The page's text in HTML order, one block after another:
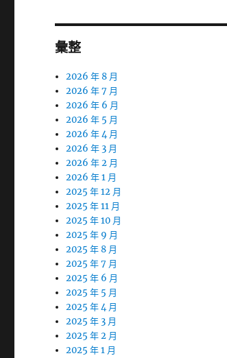
彙整
2026 年 8 月
2026 年 7 月
2026 年 6 月
2026 年 5 月
2026 年 4 月
2026 年 3 月
2026 年 2 月
2026 年 1 月
2025 年 12 月
2025 年 11 月
2025 年 10 月
2025 年 9 月
2025 年 8 月
2025 年 7 月
2025 年 6 月
2025 年 5 月
2025 年 4 月
2025 年 3 月
2025 年 2 月
2025 年 1 月